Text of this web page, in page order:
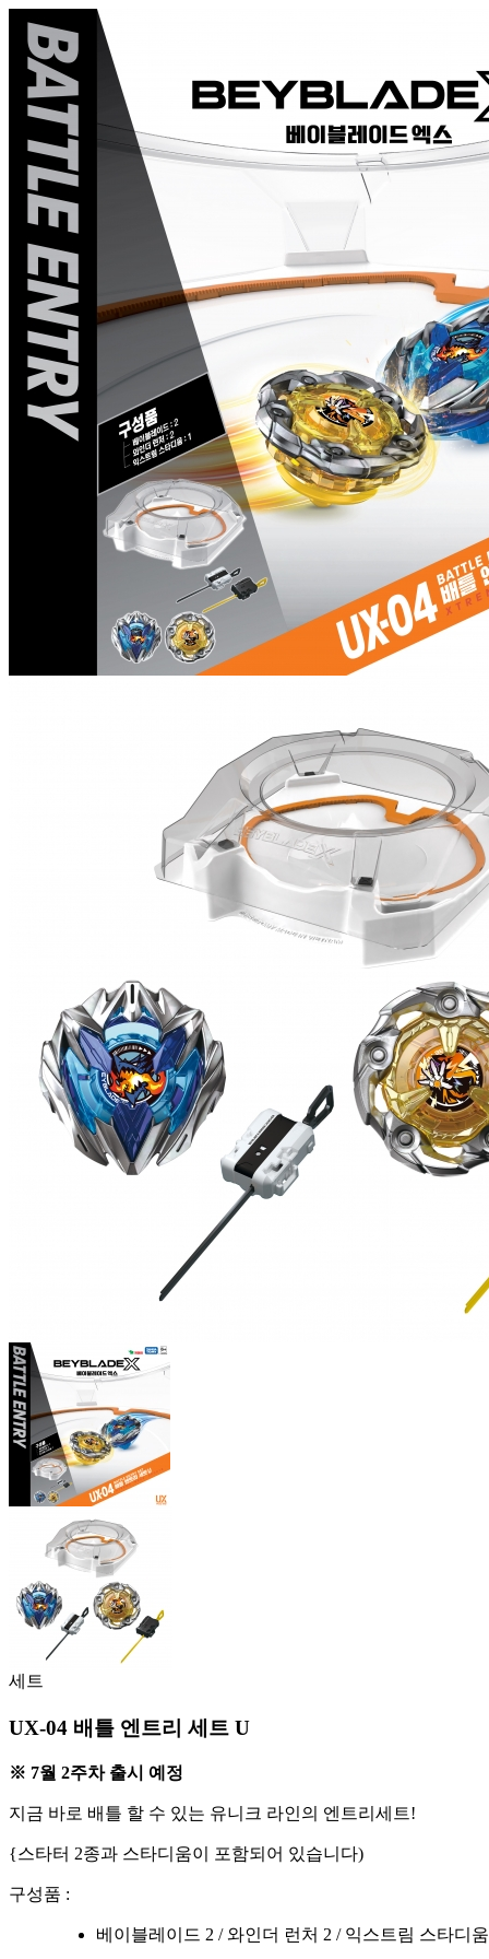
세트
UX-04 배틀 엔트리 세트 U
※ 7월 2주차 출시 예정
지금 바로 배틀 할 수 있는 유니크 라인의 엔트리세트!
{스타터 2종과 스타디움이 포함되어 있습니다)
구성품 :
베이블레이드 2 / 와인더 런처 2 / 익스트림 스타디